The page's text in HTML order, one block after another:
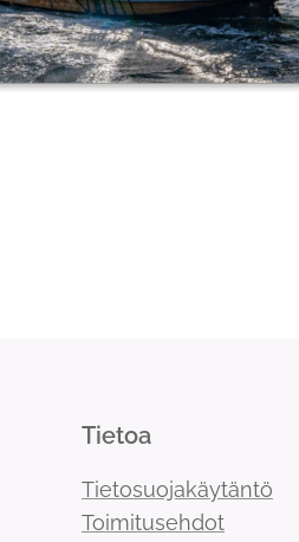
Tietoa
Tietosuojakäytäntö
Toimitusehdot